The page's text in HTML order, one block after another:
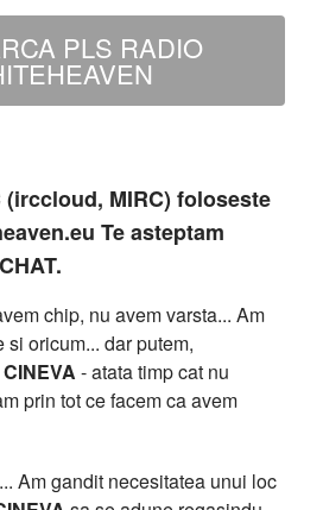
PLS RADIO
MIRC) foloseste
Te asteptam
chip, nu avem varsta... Am
oricum... dar putem,
CINEVA - atata timp cat nu
prin tot ce facem ca avem
Am gandit necesitatea unui loc